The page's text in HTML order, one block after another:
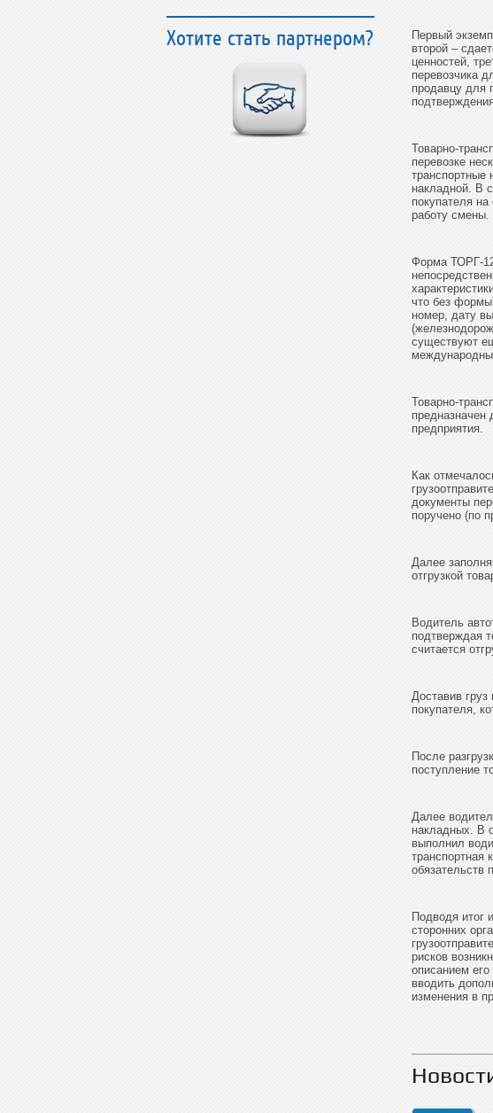
Хотите стать партнером?
Первый
второй –
ценностей,
перевозчика
продавцу для
Товарно-
перевозке
транспортные
накладной. В
покупателя
работу смены.
Форма ТОРГ-
что без
номер, дату
существуют
Товарно-
предназначен
предприятия.
Как
документы
поручено (по
Далее
отгрузкой
Водитель
подтверждая
считается
Доставив
покупателя,
После
поступление
Далее
накладных. В
выполнил
транспортная
обязательств
Подводя итог
сторонних
рисков
описанием
вводить
изменения в